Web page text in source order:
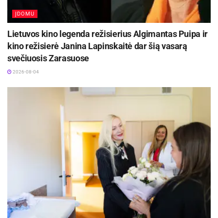
aliejaus, geriausia vandenyje lengvai patroškinti
daržoves su žiupsneliu druskos ir pipirų. Svarbu
atminti ir paprastą dalyką – kuo didesnė porcija, tuo
daugiau kalorijų, tad akylai stebinčiam svorį, bet
alkanam žmogui patartina geriau pasirinkti nedidelę
porciją makaronų, tačiau papildomai pasimėgauti
sriuba ir vaisių desertu.
. Pavojingiausi pramoninėje ledų gamyboje
naudojami ingredientai lieknėjantiems yra šie: aliejus,
riebalai, cukrus, šokolado glaistai ir kiti priedai. Turint
virtuvės mašiną, namuose galima pasigaminti
nekaloringus ledus iš lieso jogurto, vaisių ir kitų
natūralių produktų. Dar vienas variantas svorį
metantiems smaližiams – vaisių šerbetas.
Čižausko teigimu, kokybiški maisto gaminimo
ĮDOMU
Lietuvos kino legenda režisierius Algimantas Puipa ir
kino režisierė Janina Lapinskaitė dar šią vasarą
svečiuosis Zarasuose
2026-08-04